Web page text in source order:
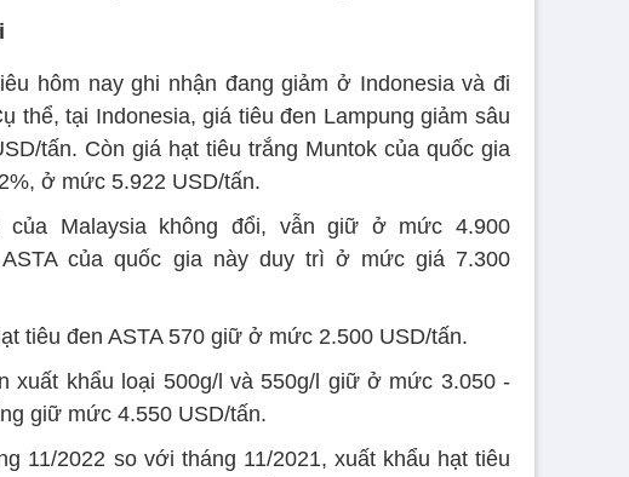
hôm nay ghi nhận đang giảm ở Indonesia và đi
thể, tại Indonesia, giá tiêu đen Lampung giảm sâu
tấn. Còn giá hạt tiêu trắng Muntok của quốc gia
ở mức 5.922 USD/tấn.
của Malaysia không đổi, vẫn giữ ở mức 4.900
của quốc gia này duy trì ở mức giá 7.300
tiêu đen ASTA 570 giữ ở mức 2.500 USD/tấn.
xuất khẩu loại 500g/l và 550g/l giữ ở mức 3.050 -
giữ mức 4.550 USD/tấn.
11/2022 so với tháng 11/2021, xuất khẩu hạt tiêu